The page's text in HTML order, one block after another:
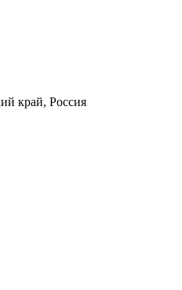
край, Россия